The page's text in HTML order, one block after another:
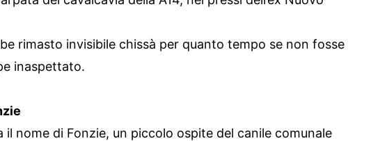
rimasto invisibile chissà per quanto tempo se non fosse
inaspettato.
nome di Fonzie, un piccolo ospite del canile comunale